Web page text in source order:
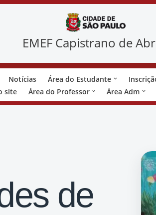
EMEF Capistrano de
Notícias Área do Estudante
site Área do Professor Área Adm
de